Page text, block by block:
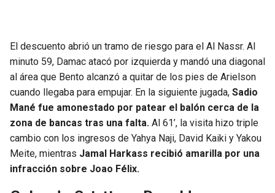
El descuento abrió un tramo de riesgo para el Al Nassr. Al
minuto 59, Damac atacó por izquierda y mandó una diagonal
al área que Bento alcanzó a quitar de los pies de Arielson
cuando llegaba para empujar. En la siguiente jugada, Sadio
Mané fue amonestado por patear el balón cerca de la
zona de bancas tras una falta. Al 61’, la visita hizo triple
cambio con los ingresos de Yahya Naji, David Kaiki y Yakou
Meite, mientras Jamal Harkass recibió amarilla por una
infracción sobre Joao Félix.